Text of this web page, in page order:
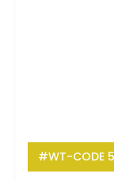
#WT-CODE